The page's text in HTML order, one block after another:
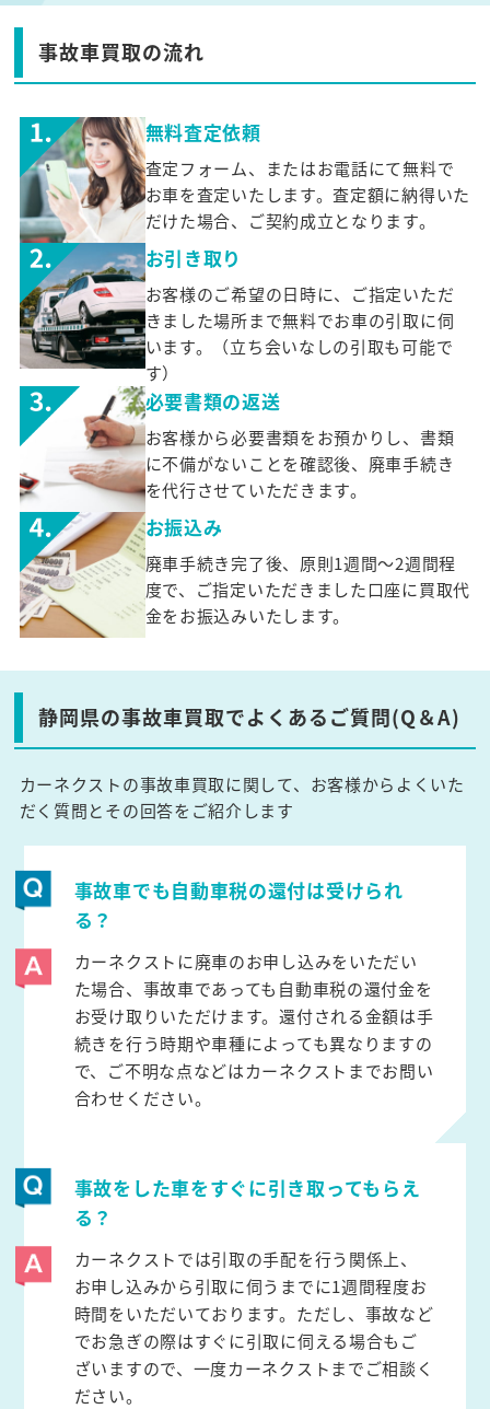
事故車買取の流れ
無料査定依頼
査定フォーム、またはお電話にて無料で
お車を査定いたします。査定額に納得いた
だけた場合、ご契約成立となります。
お引き取り
お客様のご希望の日時に、ご指定いただ
きました場所まで無料でお車の引取に伺
います。（立ち会いなしの引取も可能で
す）
必要書類の返送
お客様から必要書類をお預かりし、書類
に不備がないことを確認後、廃車手続き
を代行させていただきます。
お振込み
廃車手続き完了後、原則1週間～2週間程
度で、ご指定いただきました口座に買取代
金をお振込みいたします。
静岡県の事故車買取でよくあるご質問(Q＆A)
カーネクストの事故車買取に関して、お客様からよくいた
だく質問とその回答をご紹介します
事故車でも自動車税の還付は受けられ
る？
カーネクストに廃車のお申し込みをいただい
た場合、事故車であっても自動車税の還付金を
お受け取りいただけます。還付される金額は手
続きを行う時期や車種によっても異なりますの
で、ご不明な点などはカーネクストまでお問い
合わせください。
事故をした車をすぐに引き取ってもらえ
る？
カーネクストでは引取の手配を行う関係上、
お申し込みから引取に伺うまでに1週間程度お
時間をいただいております。ただし、事故など
でお急ぎの際はすぐに引取に伺える場合もご
ざいますので、一度カーネクストまでご相談く
ださい。